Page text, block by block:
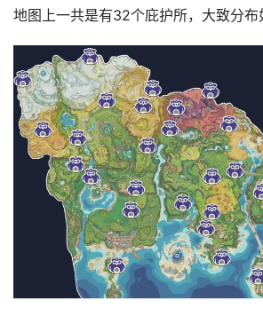
地图上一共是有32个庇护所，大致分布